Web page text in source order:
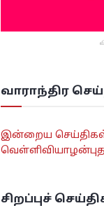
வாராந்திர
இன்றைய
வெள்ளிவியாழன்
சிறப்புச்